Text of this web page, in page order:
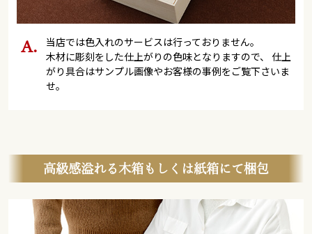
当店では色入れのサービスは行っておりません。
木材に彫刻をした仕上がりの色味となりますので、 仕上
がり具合はサンプル画像やお客様の事例をご覧下さいま
せ。
高級感溢れる木箱もしくは紙箱にて梱包